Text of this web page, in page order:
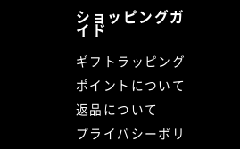
ショッピングガ
イド
ギフトラッピング
ポイントについて
返品について
プライバシーポリ